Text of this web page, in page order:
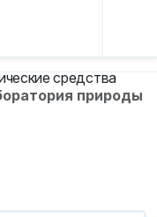
средства
природы